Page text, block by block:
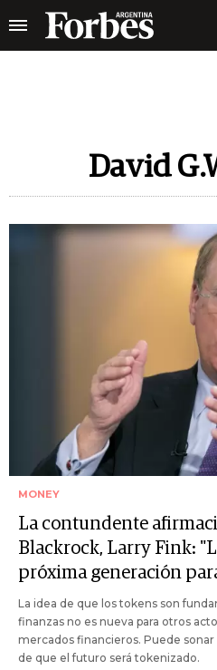
David
MONEY
La contundente
Blackrock, Larry Fink:
próxima generación
La idea de que los tokens son
finanzas no es nueva para otros
mercados financieros. Puede
de que el futuro será tokenizado.